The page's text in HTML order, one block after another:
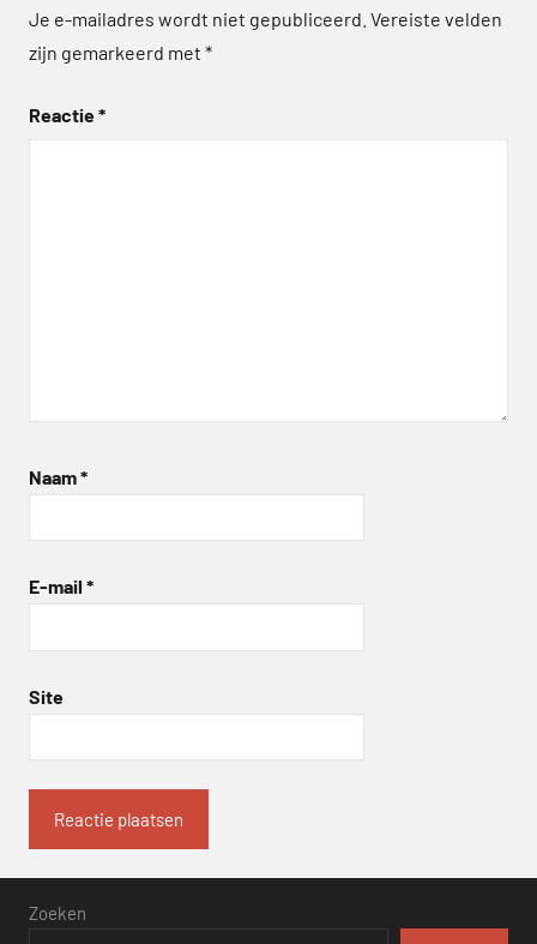
Je e-mailadres wordt niet gepubliceerd. Vereiste velden
zijn gemarkeerd met *
Reactie*
Naam*
E-mail *
Site
Zoeken